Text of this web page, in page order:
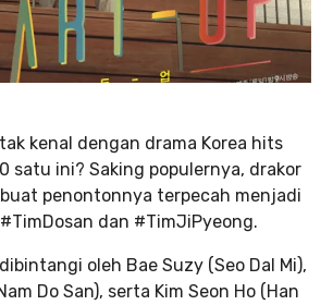
kenal dengan drama Korea hits
satu ini? Saking populernya, drakor
penontonnya terpecah menjadi
dan #TimJiPyeong.
oleh Bae Suzy (Seo Dal Mi),
Do San), serta Kim Seon Ho (Han